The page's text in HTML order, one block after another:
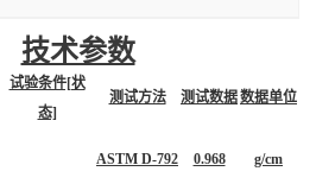
技术参数
试验条件[状
态]
测试方法 测试数据数据单位
ASTM D-792 0.968 g/cm